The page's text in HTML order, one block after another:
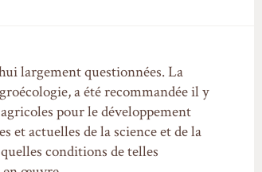
largement questionnées. La
a été recommandée il y
pour le développement
et actuelles de la science et de la
conditions de telles